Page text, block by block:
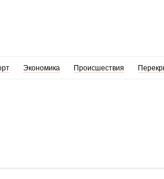
Экономика Происшествия